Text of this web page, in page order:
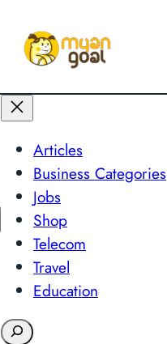
Articles
Business Categories
Jobs
Shop
Telecom
Travel
Education
Search